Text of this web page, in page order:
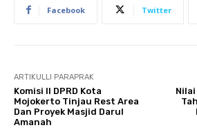
Facebook Twitter
ARTIKULLI PARAPRAK
Komisi II DPRD Kota
Mojokerto Tinjau Rest Area
Dan Proyek Masjid Darul
Amanah